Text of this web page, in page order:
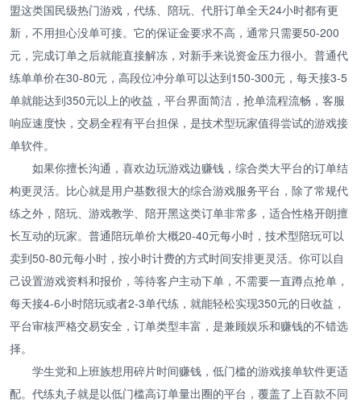
盟这类国民级热门游戏，代练、陪玩、代肝订单全天24小时都有更
新，不用担心没单可接。它的保证金要求不高，通常只需要50-200
元，完成订单之后就能直接解冻，对新手来说资金压力很小。普通代
练单单价在30-80元，高段位冲分单可以达到150-300元，每天接3-5
单就能达到350元以上的收益，平台界面简洁，抢单流程流畅，客服
响应速度快，交易全程有平台担保，是技术型玩家值得尝试的游戏接
单软件。
如果你擅长沟通，喜欢边玩游戏边赚钱，综合类大平台的订单结
构更灵活。比心就是用户基数很大的综合游戏服务平台，除了常规代
练之外，陪玩、游戏教学、陪开黑这类订单非常多，适合性格开朗擅
长互动的玩家。普通陪玩单价大概20-40元每小时，技术型陪玩可以
卖到50-80元每小时，按小时计费的方式时间安排更灵活。你可以自
己设置游戏资料和报价，等待客户主动下单，不需要一直蹲点抢单，
每天接4-6小时陪玩或者2-3单代练，就能轻松实现350元的日收益，
平台审核严格交易安全，订单类型丰富，是兼顾娱乐和赚钱的不错选
择。
学生党和上班族想用碎片时间赚钱，低门槛的游戏接单软件更适
配。代练丸子就是以低门槛高订单量出圈的平台，覆盖了上百款不同